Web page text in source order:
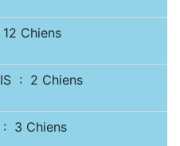
Chiens
: 2 Chiens
: 3 Chiens